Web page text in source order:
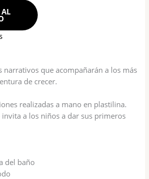
AL
narrativos que acompañarán a los más
de crecer.
realizadas a mano en plastilina.
invita a los niños a dar sus primeros
del baño